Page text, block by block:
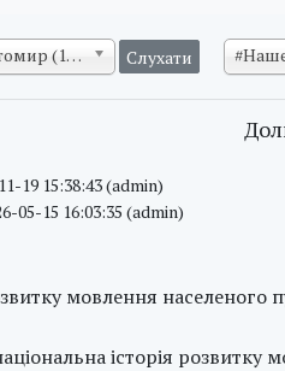
106,1 FM Житомир (128 кб/с)
19 15:38:43 (admin)
05-15 16:03:35 (admin)
мовлення населеного
історія розвитку